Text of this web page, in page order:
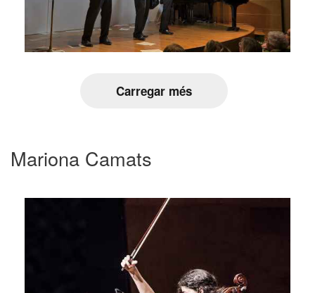
Carregar més
Mariona Camats